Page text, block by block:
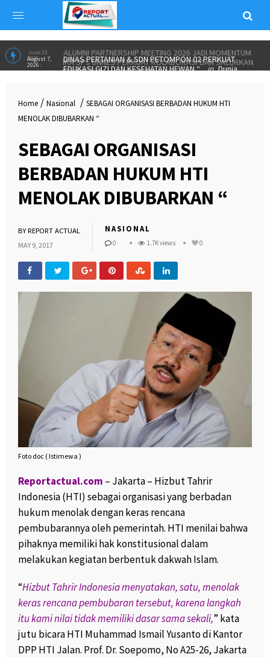
EDUKASI GIZI DAN KESEHATAN HEWAN “ in Dunia
Pendidikan
June 23,
2026 :
ALUMNI PARTNERSHIP MEETING 2026 JADI MOMENTUM
IKA SPs UNNES PERKUAT KOLABORASI DAN SALURKAN
BEASISWA”inINSPIRASI
Home / Nasional / SEBAGAI ORGANISASI BERBADAN HUKUM HTI
MENOLAK DIBUBARKAN “
SEBAGAI ORGANISASI
BERBADAN HUKUM HTI
MENOLAK DIBUBARKAN “
BYREPORT ACTUAL
MAY 9, 2017
NASIONAL
0 1.7K views 0
Foto doc ( Istimewa )
Reportactual.com – Jakarta – Hizbut Tahrir
Indonesia (HTI) sebagai organisasi yang berbadan
hukum menolak dengan keras rencana
pembubarannya oleh pemerintah. HTI menilai bahwa
pihaknya memiliki hak konstitusional dalam
melakukan kegiatan berbentuk dakwah Islam.
“Hizbut Tahrir Indonesia menyatakan, satu, menolak
keras rencana pembubaran tersebut, karena langkah
itu kami nilai tidak memiliki dasar sama sekali,” kata
jutu bicara HTI Muhammad Ismail Yusanto di Kantor
DPP HTI Jalan. Prof. Dr. Soepomo, No A25-26, Jakarta